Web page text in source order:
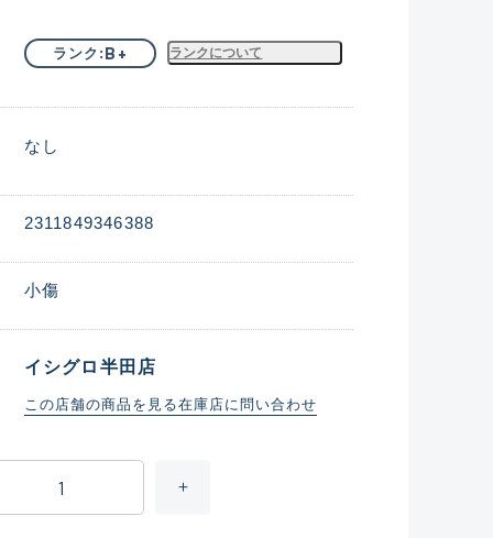
ランク B+ ランクについて
なし
2311849346388
小傷
イシグロ半田店
この店舗の商品を見る在庫店に問い合わせ